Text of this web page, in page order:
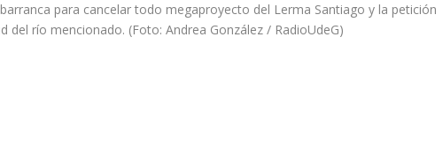
para cancelar todo megaproyecto del Lerma Santiago y la petición
del río mencionado. (Foto: Andrea González / RadioUdeG)